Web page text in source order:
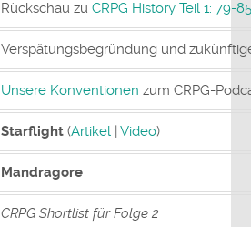
Rückschau zuCRPG History Teil 1: 79-
Verspätungsbegründung und
Unsere Konventionen zum CRPG-
Starflight (Artikel |Video)
Mandragore
CRPG Shortlist für Folge 2